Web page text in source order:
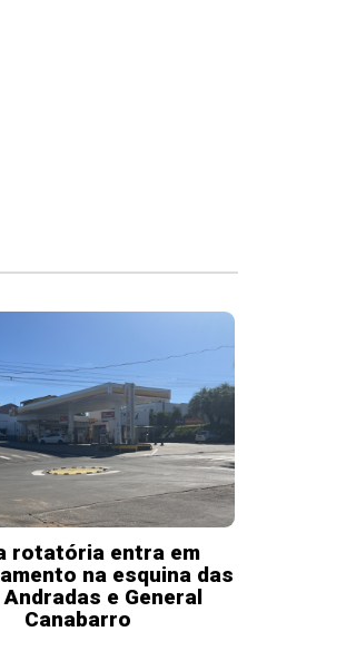
rotatória entra em
na esquina das
e General
Canabarro